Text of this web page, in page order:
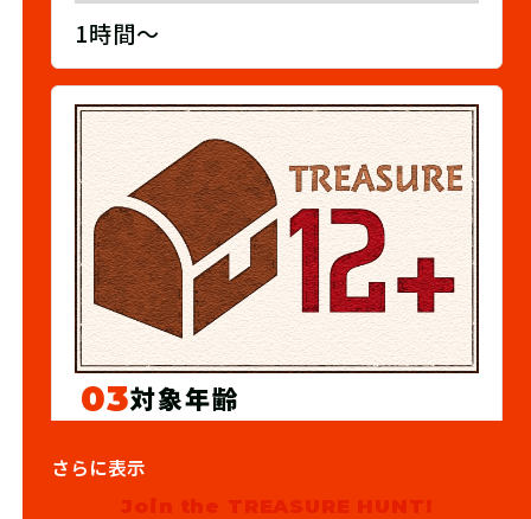
1時間～
03対象年齢
12歳以上
さらに表示
Join the TREASURE HUNT!